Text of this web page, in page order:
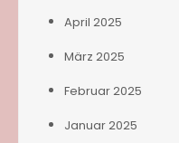
April 2025
März 2025
Februar 2025
Januar 2025